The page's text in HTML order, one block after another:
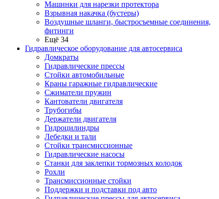
Машинки для нарезки протектора
Взрывная накачка (бустеры)
Воздушные шланги, быстросъемные соединения,
фитинги
Ещё 34
Гидравлическое оборудование для автосервиса
Домкраты
Гидравлические прессы
Стойки автомобильные
Краны гаражные гидравлические
Сжиматели пружин
Кантователи двигателя
Трубогибы
Держатели двигателя
Гидроцилиндры
Лебедки и тали
Стойки трансмиссионные
Гидравлические насосы
Cтанки для заклепки тормозных колодок
Рохли
Трансмиссионные стойки
Поддержки и подставки под авто